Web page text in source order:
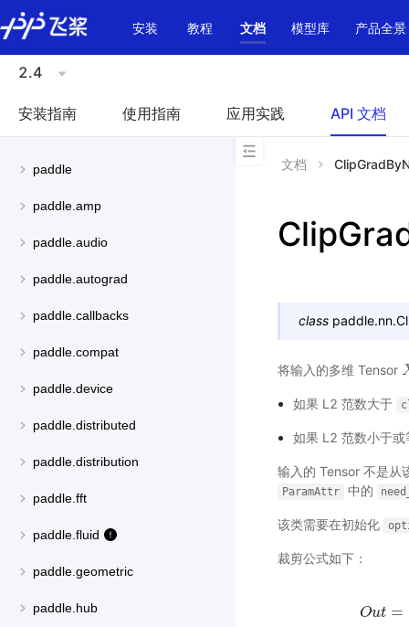
\u200E
安装
教程 文档 模型库 产品全景
2.4
安装指南 使用指南 应用实践 API 文档
paddle
paddle.amp
paddle.audio
paddle.autograd
paddle.callbacks
paddle.compat
paddle.device
paddle.distributed
paddle.distribution
paddle.fft
paddle.fluid
paddle.geometric
paddle.hub
文档
class paddle.nn.
将输入的多维 Tensor X
如果 L2 范数大于
如果 L2 范数小于
输入的 Tensor 不是从
ParamAttr 中的
该类需要在初始化
裁剪公式如下：
Out =
Out= Xif